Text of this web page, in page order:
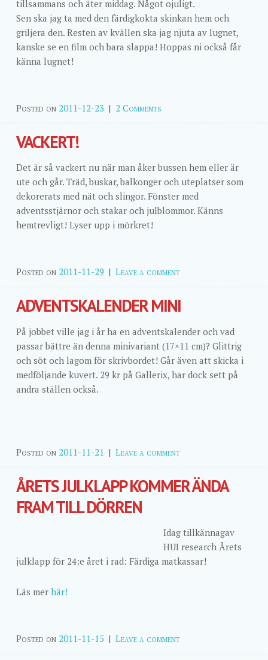
tillsammans och äter middag. Något ojuligt.
Sen ska jag ta med den färdigkokta skinkan hem och
griljera den. Resten av kvällen ska jag njuta av lugnet,
kanske se en film och bara slappa! Hoppas ni också får
känna lugnet!
Posted on 2011-12-23 | 2 Comments
VACKERT!
Det är så vackert nu när man åker bussen hem eller är
ute och går. Träd, buskar, balkonger och uteplatser som
dekorerats med nät och slingor. Fönster med
adventsstjärnor och stakar och julblommor. Känns
hemtrevligt! Lyser upp i mörkret!
Posted on 2011-11-29 | Leave a comment
ADVENTSKALENDER MINI
På jobbet ville jag i år ha en adventskalender och vad
passar bättre än denna minivariant (17×11 cm)? Glittrig
och söt och lagom för skrivbordet! Går även att skicka i
medföljande kuvert. 29 kr på Gallerix, har dock sett på
andra ställen också.
Posted on 2011-11-21 | Leave a comment
ÅRETS JULKLAPP KOMMER ÄNDA
FRAM TILL DÖRREN
Idag tillkännagav
HUI research Årets
julklapp för 24:e året i rad: Färdiga matkassar!
Läs mer här!
Posted on 2011-11-15 | Leave a comment